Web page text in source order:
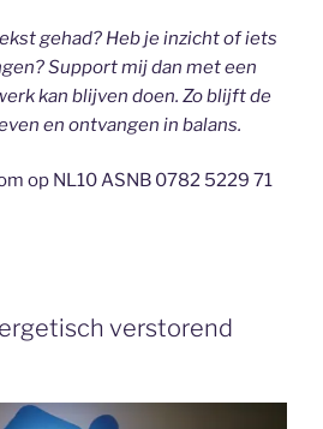
gehad? Heb je inzicht of iets
Support mij dan met een
kan blijven doen. Zo blijft de
en ontvangen in balans.
op NL10 ASNB 0782 5229 71
verstorend